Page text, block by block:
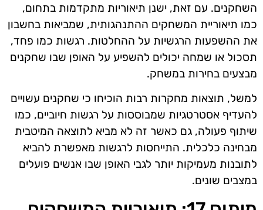
השחקנים. עם זאת, ישנן תיאוריות מתקדמות בתחום,
כמו תיאוריית המשחקים ההתנהגותית, שמביאות בחשבון
את ההשפעות הרגשיות על ההחלטות. רגשות כמו פחד,
תסכול או שמחה יכולים להשפיע על האופן שבו שחקנים
מבצעים בחירות במשחק.
למשל, תוצאות מחקרות רבות הוכיחו כי שחקנים עשויים
להעדיף אסטרטגיות שמבוססות על רגשות חיוביים, כמו
שיתוף פעולה, גם כאשר זה לא מביא לתוצאה המיטבית
מבחינה כלכלית. התייחסות לרגשות מאפשרת להביא
לתובנות מעמיקות יותר לגבי האופן שבו אנשים פועלים
במצבים שונים.